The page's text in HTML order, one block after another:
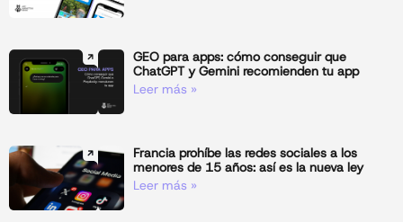
GEO para apps: cómo conseguir que
ChatGPT y Gemini recomienden tu app
Leer más »
Francia prohíbe las redes sociales a los
menores de 15 años: así es la nueva ley
Leer más »